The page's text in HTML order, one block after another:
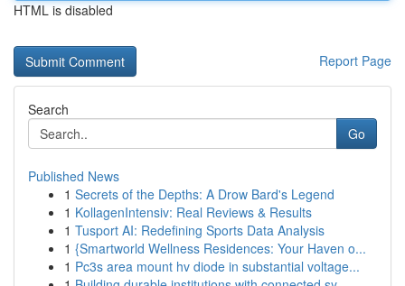
HTML is disabled
Report Page
Search
Go
Published News
1 Secrets of the Depths: A Drow Bard's Legend
1 KollagenIntensiv: Real Reviews & Results
1 Tusport AI: Redefining Sports Data Analysis
1 {Smartworld Wellness Residences: Your Haven o...
1 Pc3s area mount hv diode in substantial voltage...